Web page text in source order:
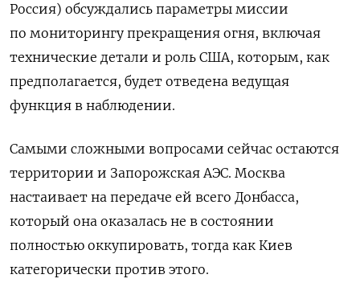
Россия) обсуждались параметры миссии
по мониторингу прекращения огня, включая
технические детали и роль США, которым, как
предполагается, будет отведена ведущая
функция в наблюдении.
Самыми сложными вопросами сейчас остаются
территории и Запорожская АЭС. Москва
настаивает на передаче ей всего Донбасса,
который она оказалась не в состоянии
полностью оккупировать, тогда как Киев
категорически против этого.